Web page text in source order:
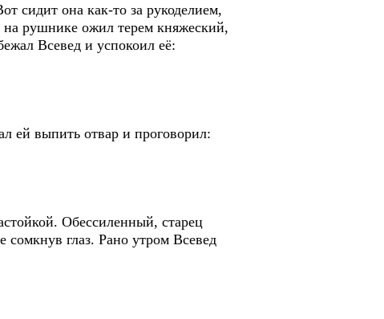
сидит она как-то за рукоделием,
на рушнике ожил терем княжеский,
Всевед и успокоил её:
ей выпить отвар и проговорил:
Обессиленный, старец
глаз. Рано утром Всевед